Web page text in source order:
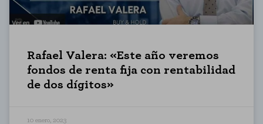
Rafael Valera: «Este año veremos
fondos de renta fija con rentabilidad
de dos dígitos»
10 enero, 2023